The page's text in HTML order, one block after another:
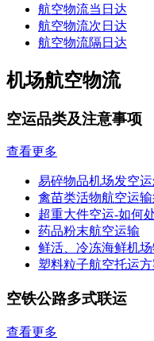
航空物流当日达
航空物流次日达
航空物流隔日达
机场航空物流
空运品类及注意事项
查看更多
易碎物品机场发空
禽苗类活物航空运
超重大件空运-如何
药品粉末航空运输
鲜活、冷冻海鲜机
塑料粒子航空托运方
空铁公路多式联运
查看更多